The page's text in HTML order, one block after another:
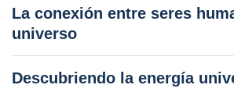
La conexión entre seres
universo
Descubriendo la energía